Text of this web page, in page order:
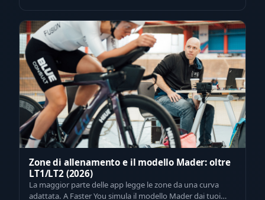
Zone di allenamento e il modello Mader: oltre
LT1/LT2 (2026)
La maggior parte delle app legge le zone da una curva
adattata. A Faster You simula il modello Mader dai tuoi